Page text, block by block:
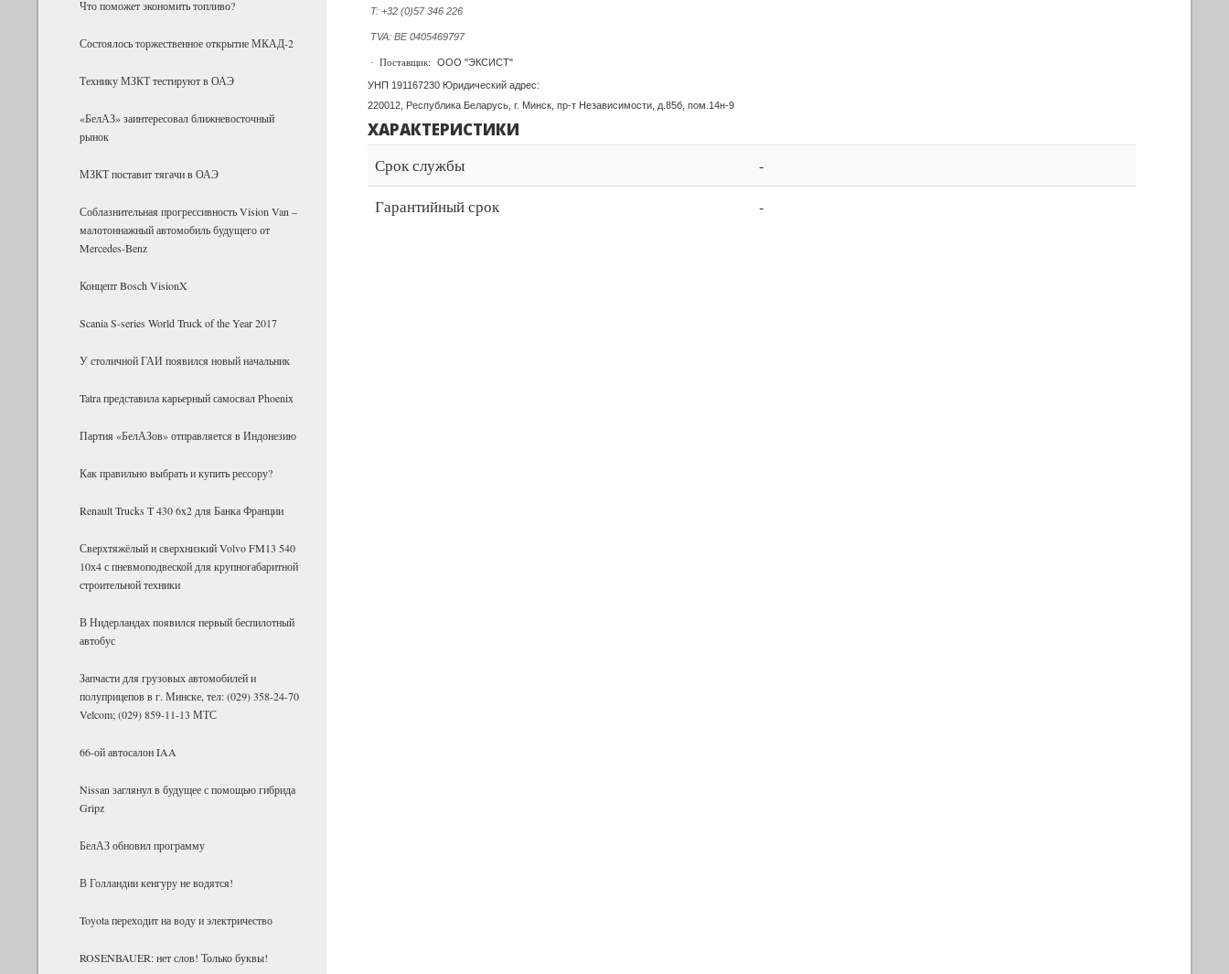
Что поможет экономить топливо?
Состоялось торжественное открытие МКАД-2
Технику МЗКТ тестируют в ОАЭ
«БелАЗ» заинтересовал ближневосточный
рынок
МЗКТ поставит тягачи в ОАЭ
Соблазнительная прогрессивность Vision Van –
малотоннажный автомобиль будущего от
Mercedes-Benz
Концепт Bosch VisionX
Scania S-series World Truck of the Year 2017
У столичной ГАИ появился новый начальник
Tatra представила карьерный самосвал Phoenix
Партия «БелАЗов» отправляется в Индонезию
Как правильно выбрать и купить рессору?
Renault Trucks T 430 6x2 для Банка Фран­ции
Сверх­тя­жё­лый и сверх­низ­кий Volvo FM13 540
10х4 с пнев­мо­под­вес­кой для круп­но­га­ба­рит­ной
стро­и­тель­ной тех­ники
В Нидерландах появился первый беспилотный
автобус
Запчасти для грузовых автомобилей и
полуприцепов в г. Минске, тел: (029) 358-24-70
Velcom; (029) 859-11-13 МТС
66-ой автосалон IAA
Nissan заглянул в будущее с помощью гибрида
Gripz
БелАЗ об­но­вил про­грамму
В Гол­лан­дии кен­гуру не во­дятся!
Toyota пе­ре­хо­дит на воду и элек­три­че­ство
ROSENBAUER: нет слов! Только буквы!
T: +32 (0)57 346 226
TVA: BE 0405469797
· Поставщик: ООО "ЭКСИСТ"
УНП 191167230 Юридический адрес:
220012, Республика Беларусь, г. Минск, пр-т Независимости, д.85б, пом.14н-9
ХАРАКТЕРИСТИКИ
Срок службы
-
Гарантийный срок
-